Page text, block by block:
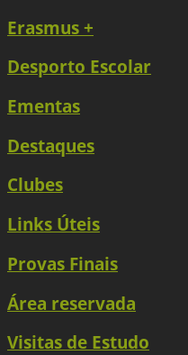
Erasmus +
Desporto Escolar
Ementas
Destaques
Clubes
Links Úteis
Provas Finais
Área reservada
Visitas de Estudo